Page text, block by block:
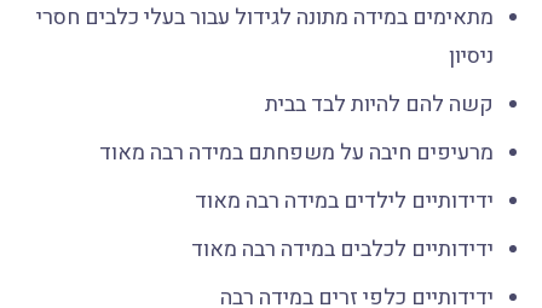
מתאימים במידה מתונה לגידול עבור בעלי כלבים חסרי
ניסיון
קשה להם להיות לבד בבית
מרעיפים חיבה על משפחתם במידה רבה מאוד
ידידותיים לילדים במידה רבה מאוד
ידידותיים לכלבים במידה רבה מאוד
ידידותיים כלפי זרים במידה רבה